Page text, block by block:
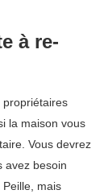
à re-
propriétaires
la maison vous
Vous devrez
avez besoin
mais